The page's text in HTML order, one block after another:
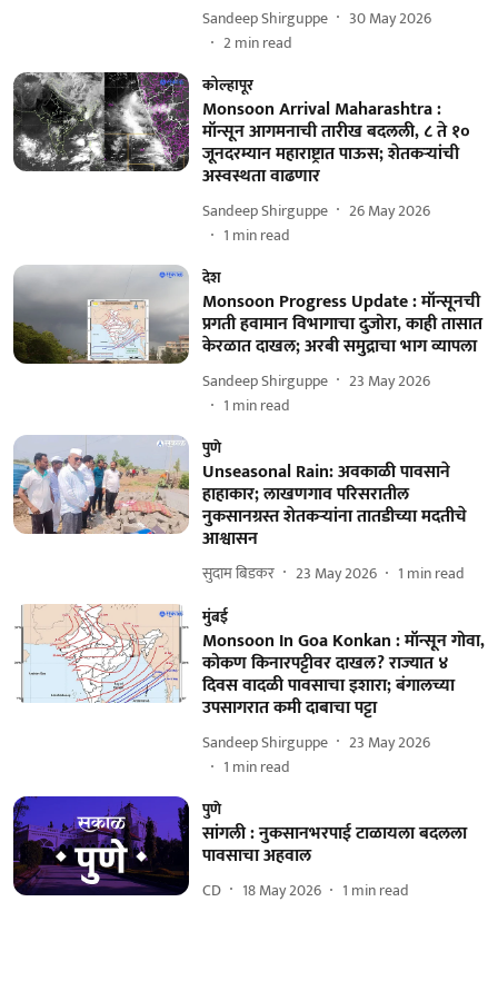
Sandeep Shirguppe
30 May 2026
2min read
कोल्हापूर
Monsoon Arrival Maharashtra :
मॉन्सून आगमनाची तारीख बदलली, ८ ते १०
जूनदरम्यान महाराष्ट्रात पाऊस; शेतकऱ्यांची
अस्वस्थता वाढणार
Sandeep Shirguppe
26 May 2026
1 min read
देश
Monsoon Progress Update : मॉन्सूनची
प्रगती हवामान विभागाचा दुजोरा, काही तासात
केरळात दाखल; अरबी समुद्राचा भाग व्यापला
Sandeep Shirguppe
23 May 2026
1 min read
पुणे
Unseasonal Rain: अवकाळी पावसाने
हाहाकार; लाखणगाव परिसरातील
नुकसानग्रस्त शेतकऱ्यांना तातडीच्या मदतीचे
आश्वासन
सुदाम बिडकर 23 May 2026 1 min read
मुंबई
Monsoon In Goa Konkan : मॉन्सून गोवा,
कोकण किनारपट्टीवर दाखल? राज्यात ४
दिवस वादळी पावसाचा इशारा; बंगालच्या
उपसागरात कमी दाबाचा पट्टा
Sandeep Shirguppe
23 May 2026
1 min read
पुणे
सांगली : नुकसानभरपाई टाळायला बदलला
पावसाचा अहवाल
CD 18 May 2026 1 min read